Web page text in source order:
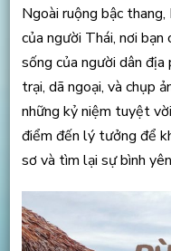
Ngoài ruộng bậc
của người Thái, nơi
sống của người dân địa
trại, dã ngoại, và chụp
những kỷ niệm tuyệt
điểm đến lý tưởng để
sơ và tìm lại sự bình